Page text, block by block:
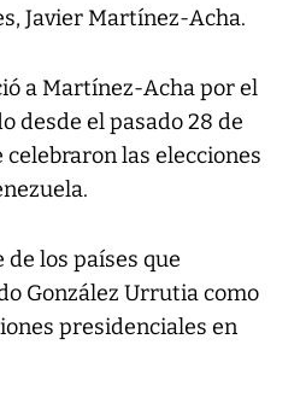
Javier Martínez-Acha.
a Martínez-Acha por el
desde el pasado 28 de
celebraron las elecciones
los países que
González Urrutia como
presidenciales en